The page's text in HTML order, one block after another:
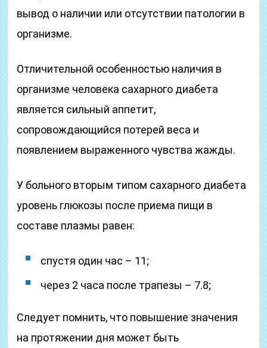
вывод о наличии или отсутствии патологии в
организме.
Отличительной особенностью наличия в
организме человека сахарного диабета
является сильный аппетит,
сопровождающийся потерей веса и
появлением выраженного чувства жажды.
У больного вторым типом сахарного диабета
уровень глюкозы после приема пищи в
составе плазмы равен:
спустя один час – 11;
через 2 часа после трапезы – 7.8;
Следует помнить, что повышение значения
на протяжении дня может быть